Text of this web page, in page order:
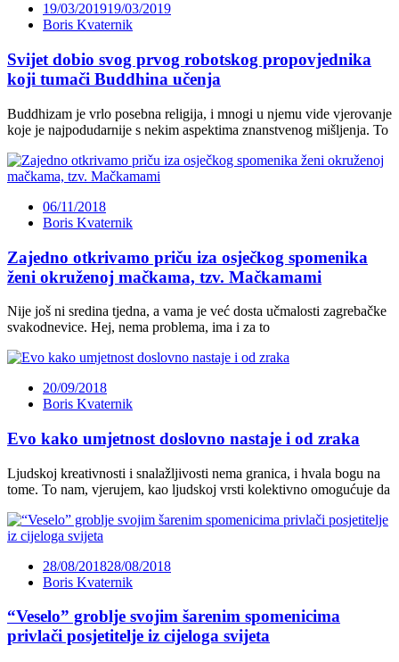
19/03/201919/03/2019
Boris Kvaternik
Svijet dobio svog prvog robotskog propovjednika
koji tumači Buddhina učenja
Buddhizam je vrlo posebna religija, i mnogi u njemu vide vjerovanje
koje je najpodudarnije s nekim aspektima znanstvenog mišljenja. To
06/11/2018
Boris Kvaternik
Zajedno otkrivamo priču iza osječkog spomenika
ženi okruženoj mačkama, tzv. Mačkamami
Nije još ni sredina tjedna, a vama je već dosta učmalosti zagrebačke
svakodnevice. Hej, nema problema, ima i za to
20/09/2018
Boris Kvaternik
Evo kako umjetnost doslovno nastaje i od zraka
Ljudskoj kreativnosti i snalažljivosti nema granica, i hvala bogu na
tome. To nam, vjerujem, kao ljudskoj vrsti kolektivno omogućuje da
28/08/201828/08/2018
Boris Kvaternik
“Veselo” groblje svojim šarenim spomenicima
privlači posjetitelje iz cijeloga svijeta